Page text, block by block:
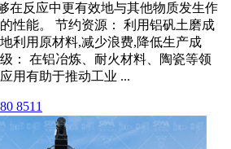
在反应中更有效地与其他物质发生作
性能。 节约资源： 利用铝矾土磨成
利用原材料,减少浪费,降低生产成
： 在铝冶炼、耐火材料、陶瓷等领
用有助于推动工业 ...
8511